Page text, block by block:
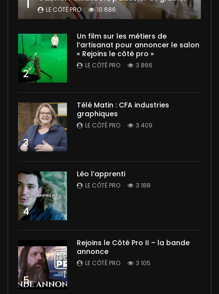
LE CÔTÉ PRO 10 686
2
Un film sur les métiers de
l’artisanat pour annoncer le salon
« Rejoins le côté pro »
LE CÔTÉ PRO 3 866
3
Télé Matin : CFA industries
graphiques
LE CÔTÉ PRO 3 409
4
Léo l’apprenti
LE CÔTÉ PRO 3 188
5
Rejoins le Côté Pro II – la bande
annonce
LE CÔTÉ PRO 3 105